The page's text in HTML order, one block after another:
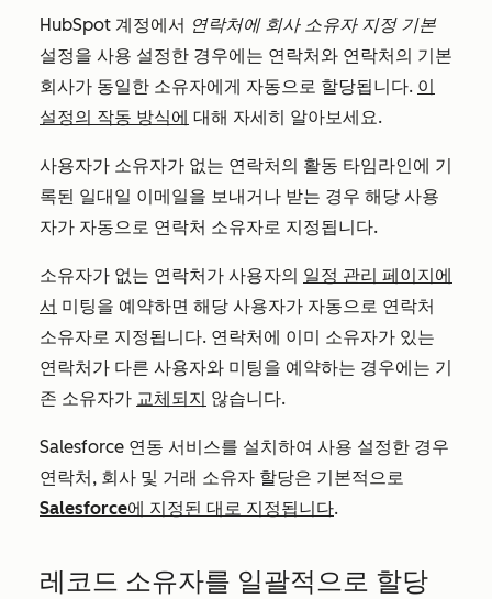
HubSpot 계정에서 연락처에 회사 소유자 지정 기본
설정을 사용 설정한 경우에는 연락처와 연락처의 기본
회사가 동일한 소유자에게 자동으로 할당됩니다. 이
설정의 작동 방식에 대해 자세히 알아보세요.
사용자가 소유자가 없는 연락처의 활동 타임라인에 기
록된 일대일 이메일을 보내거나 받는 경우 해당 사용
자가 자동으로 연락처 소유자로 지정됩니다.
소유자가 없는 연락처가 사용자의 일정 관리 페이지에
서 미팅을 예약하면 해당 사용자가 자동으로 연락처
소유자로 지정됩니다. 연락처에 이미 소유자가 있는
연락처가 다른 사용자와 미팅을 예약하는 경우에는 기
존 소유자가 교체되지 않습니다.
Salesforce 연동 서비스를 설치하여 사용 설정한 경우
연락처, 회사 및 거래 소유자 할당은 기본적으로
Salesforce에 지정된 대로 지정됩니다.
레코드 소유자를 일괄적으로 할당